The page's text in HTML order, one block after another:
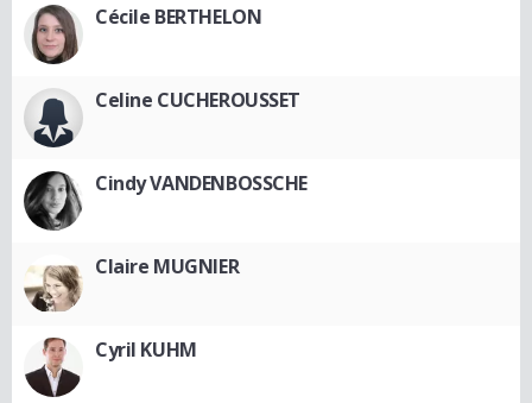
Cécile BERTHELON
Celine CUCHEROUSSET
Cindy VANDENBOSSCHE
Claire MUGNIER
Cyril KUHM